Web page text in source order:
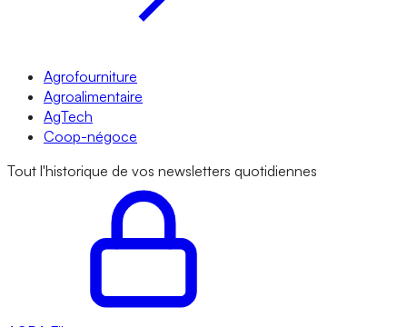
Agrofourniture
Agroalimentaire
AgTech
Coop-négoce
Tout l'historique de vos newsletters quotidiennes